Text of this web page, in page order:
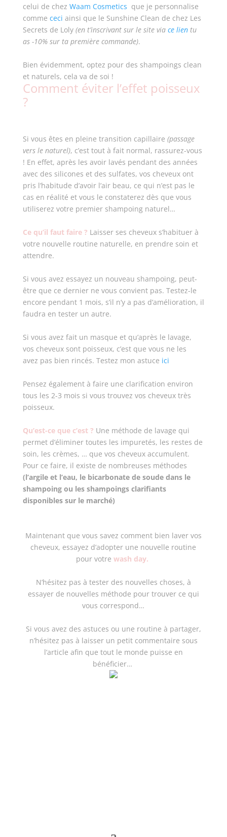
celui de chez Waam Cosmetics que je personnalise
comme ceci ainsi que le Sunshine Clean de chez Les
Secrets de Loly (en t’inscrivant sur le site via ce lientu
as -10% sur ta première commande).
Bien évidemment, optez pour des shampoings clean
et naturels, cela va de soi !
Comment éviter l’effet poisseux
?
Si vous êtes en pleine transition capillaire (passage
vers le naturel), c’est tout à fait normal, rassurez-vous
! En effet, après les avoir lavés pendant des années
avec des silicones et des sulfates, vos cheveux ont
pris l’habitude d’avoir l’air beau, ce qui n’est pas le
cas en réalité et vous le constaterez dès que vous
utiliserez votre premier shampoing naturel…
Ce qu’il faut faire ? Laisser ses cheveux s’habituer à
votre nouvelle routine naturelle, en prendre soin et
attendre.
Si vous avez essayez un nouveau shampoing, peut-
être que ce dernier ne vous convient pas. Testez-le
encore pendant 1 mois, s’il n’y a pas d’amélioration, il
faudra en tester un autre.
Si vous avez fait un masque et qu’après le lavage,
vos cheveux sont poisseux, c’est que vous ne les
avez pas bien rincés. Testez mon astuce ici
Pensez également à faire une clarification environ
tous les 2-3 mois si vous trouvez vos cheveux très
poisseux.
Qu’est-ce que c’est ? Une méthode de lavage qui
permet d’éliminer toutes les impuretés, les restes de
soin, les crèmes, … que vos cheveux accumulent.
Pour ce faire, il existe de nombreuses méthodes
(l’argile et l’eau, le bicarbonate de soude dans le
shampoing ou les shampoings clarifiants
disponibles sur le marché)
Maintenant que vous savez comment bien laver vos
cheveux, essayez d’adopter une nouvelle routine
pour votrewash day.
N’hésitez pas à tester des nouvelles choses, à
essayer de nouvelles méthode pour trouver ce qui
vous correspond…
Si vous avez des astuces ou une routine à partager,
n’hésitez pas à laisser un petit commentaire sous
l’article afin que tout le monde puisse en
bénéficier…